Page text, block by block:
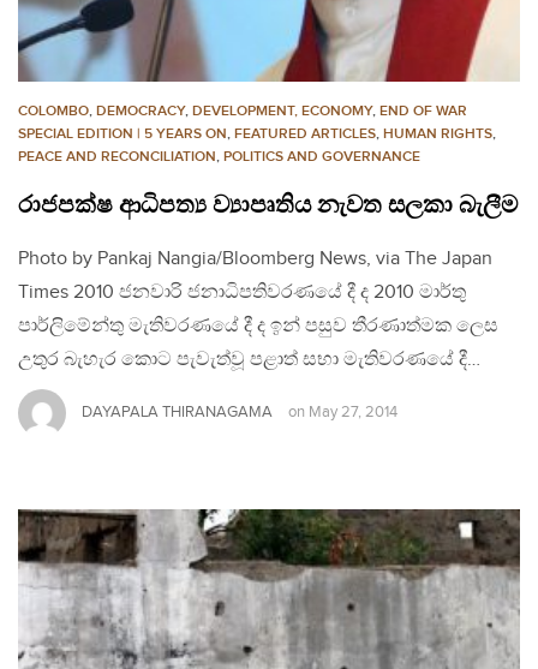
COLOMBO, DEMOCRACY, DEVELOPMENT, ECONOMY, END OF WAR
SPECIAL EDITION | 5 YEARS ON, FEATURED ARTICLES, HUMAN RIGHTS,
PEACE AND RECONCILIATION, POLITICS AND GOVERNANCE
රාජපක්ෂ ආධිපත්‍ය ව්‍යාපෘතිය නැවත සලකා බැලීම
Photo by Pankaj Nangia/Bloomberg News, via The Japan
Times 2010 ජනවාරි ජනාධිපතිවරණයේ දී ද 2010 මාර්තු
පාර්ලිමේන්තු මැතිවරණයේ දී ද ඉන් පසුව තීරණාත්මක ලෙස
උතුර බැහැර කොට පැවැත්වූ පළාත් සභා මැතිවරණයේ දී…
DAYAPALA THIRANAGAMA on May 27, 2014